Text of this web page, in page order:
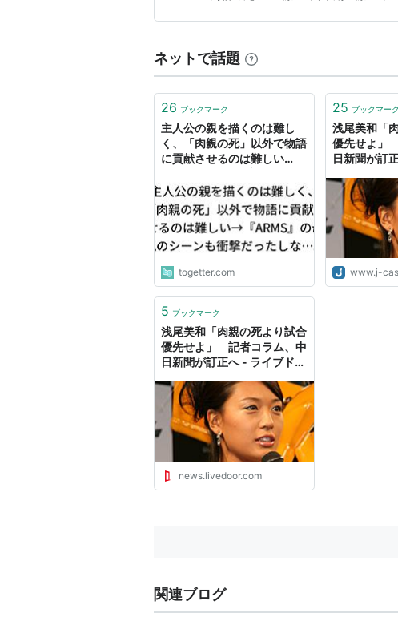
さを増幅しています。 ・・・キツい
ネットで話題
26 ブックマーク
主人公の親を描くのは難し
く、「肉親の死」以外で物語
に貢献させるのは難しい
も衝撃だったしな…。
togetter.com
25 ブックマーク
浅尾美和「
優先せよ」
日新聞が訂
www.j-
5 ブックマーク
浅尾美和「肉親の死より試合
優先せよ」 記者コラム、中
日新聞が訂正へ - ライブドア
news.livedoor.com
関連ブログ